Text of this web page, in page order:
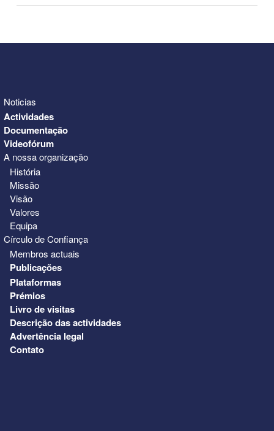
Noticias
Actividades
Documentação
Videofórum
A nossa organização
História
Missão
Visão
Valores
Equipa
Círculo de Confiança
Membros actuais
Publicações
Plataformas
Prémios
Livro de visitas
Descrição das actividades
Advertência legal
Contato